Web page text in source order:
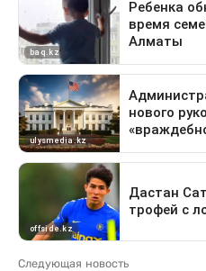
Следующая новость